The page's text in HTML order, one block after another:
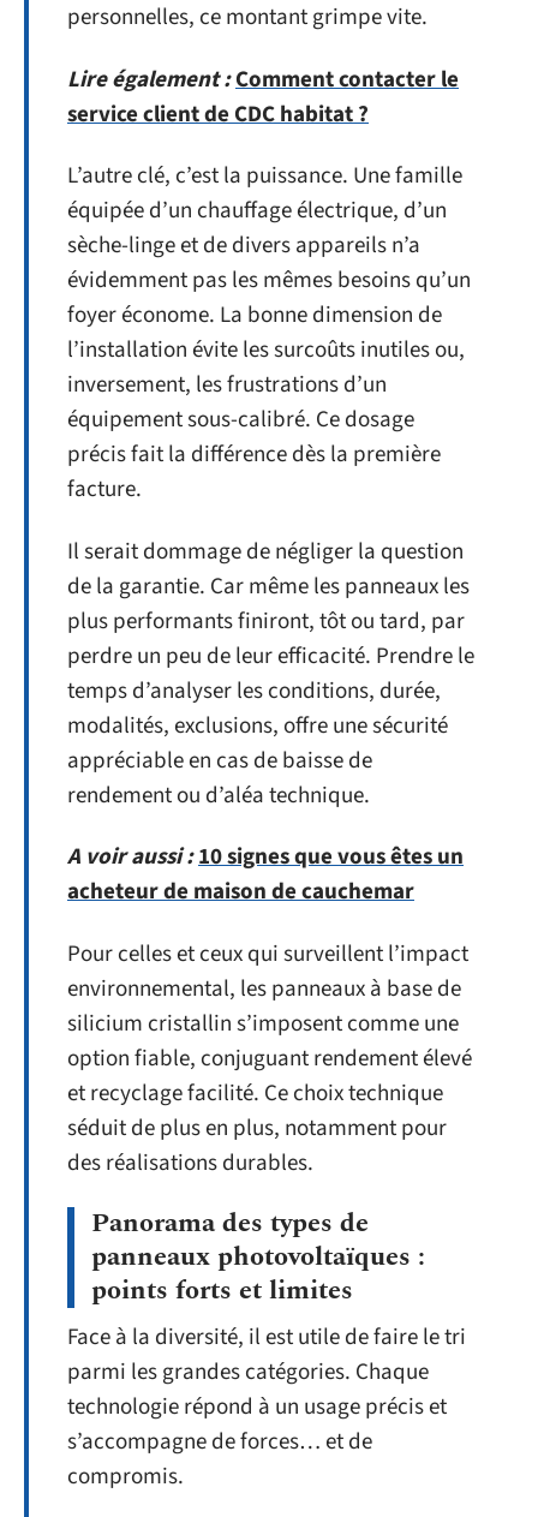
personnelles, ce montant grimpe vite.
Lire également :Comment contacter le
service client de CDC habitat ?
L’autre clé, c’est la puissance. Une famille
équipée d’un chauffage électrique, d’un
sèche-linge et de divers appareils n’a
évidemment pas les mêmes besoins qu’un
foyer économe. La bonne dimension de
l’installation évite les surcoûts inutiles ou,
inversement, les frustrations d’un
équipement sous-calibré. Ce dosage
précis fait la différence dès la première
facture.
Il serait dommage de négliger la question
de la garantie. Car même les panneaux les
plus performants finiront, tôt ou tard, par
perdre un peu de leur efficacité. Prendre le
temps d’analyser les conditions, durée,
modalités, exclusions, offre une sécurité
appréciable en cas de baisse de
rendement ou d’aléa technique.
A voir aussi :10 signes que vous êtes un
acheteur de maison de cauchemar
Pour celles et ceux qui surveillent l’impact
environnemental, les panneaux à base de
silicium cristallin s’imposent comme une
option fiable, conjuguant rendement élevé
et recyclage facilité. Ce choix technique
séduit de plus en plus, notamment pour
des réalisations durables.
Panorama des types de
panneaux photovoltaïques :
points forts et limites
Face à la diversité, il est utile de faire le tri
parmi les grandes catégories. Chaque
technologie répond à un usage précis et
s’accompagne de forces… et de
compromis.